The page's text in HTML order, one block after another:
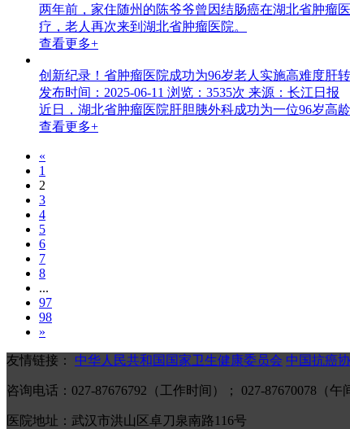
两年前，家住随州的陈爷爷曾因结肠癌在湖北省肿瘤
疗，老人再次来到湖北省肿瘤医院。
查看更多+
创新纪录！省肿瘤医院成功为96岁老人实施高难度肝
发布时间：2025-06-11 浏览：3535次 来源：长江日报
近日，湖北省肿瘤医院肝胆胰外科成功为一位96岁高
查看更多+
«
1
2
3
4
5
6
7
8
...
97
98
»
友情链接： 中华人民共和国国家卫生健康委员会 中国抗癌
咨询电话：027-87676792（工作时间）； 027-87670078（午
医院地址：武汉市洪山区卓刀泉南路116号